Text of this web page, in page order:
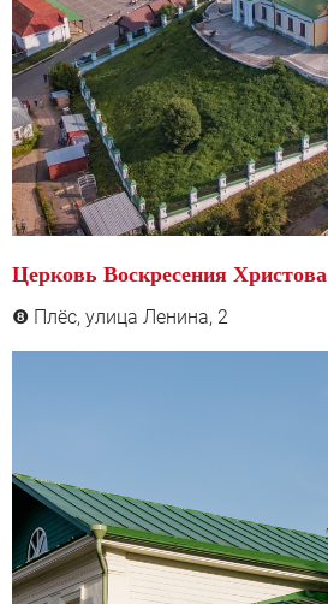
Церковь Воскресения Христова
❽ Плёс, улица Ленина, 2